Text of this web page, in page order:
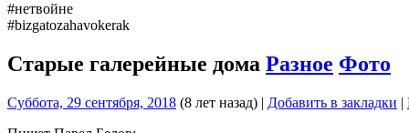
#нетвойне
#bizgatozahavokerak
Старые галерейные дома Разное Фото
Суббота, 29 сентября, 2018 (8 лет назад) | Добавить в закладки |